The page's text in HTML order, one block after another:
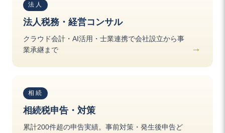
法人
法人税務・経営コンサル
クラウド会計・AI活用・士業連携で会社設立から事
業承継まで
相続
相続税申告・対策
累計200件超の申告実績。事前対策・発生後申告ど